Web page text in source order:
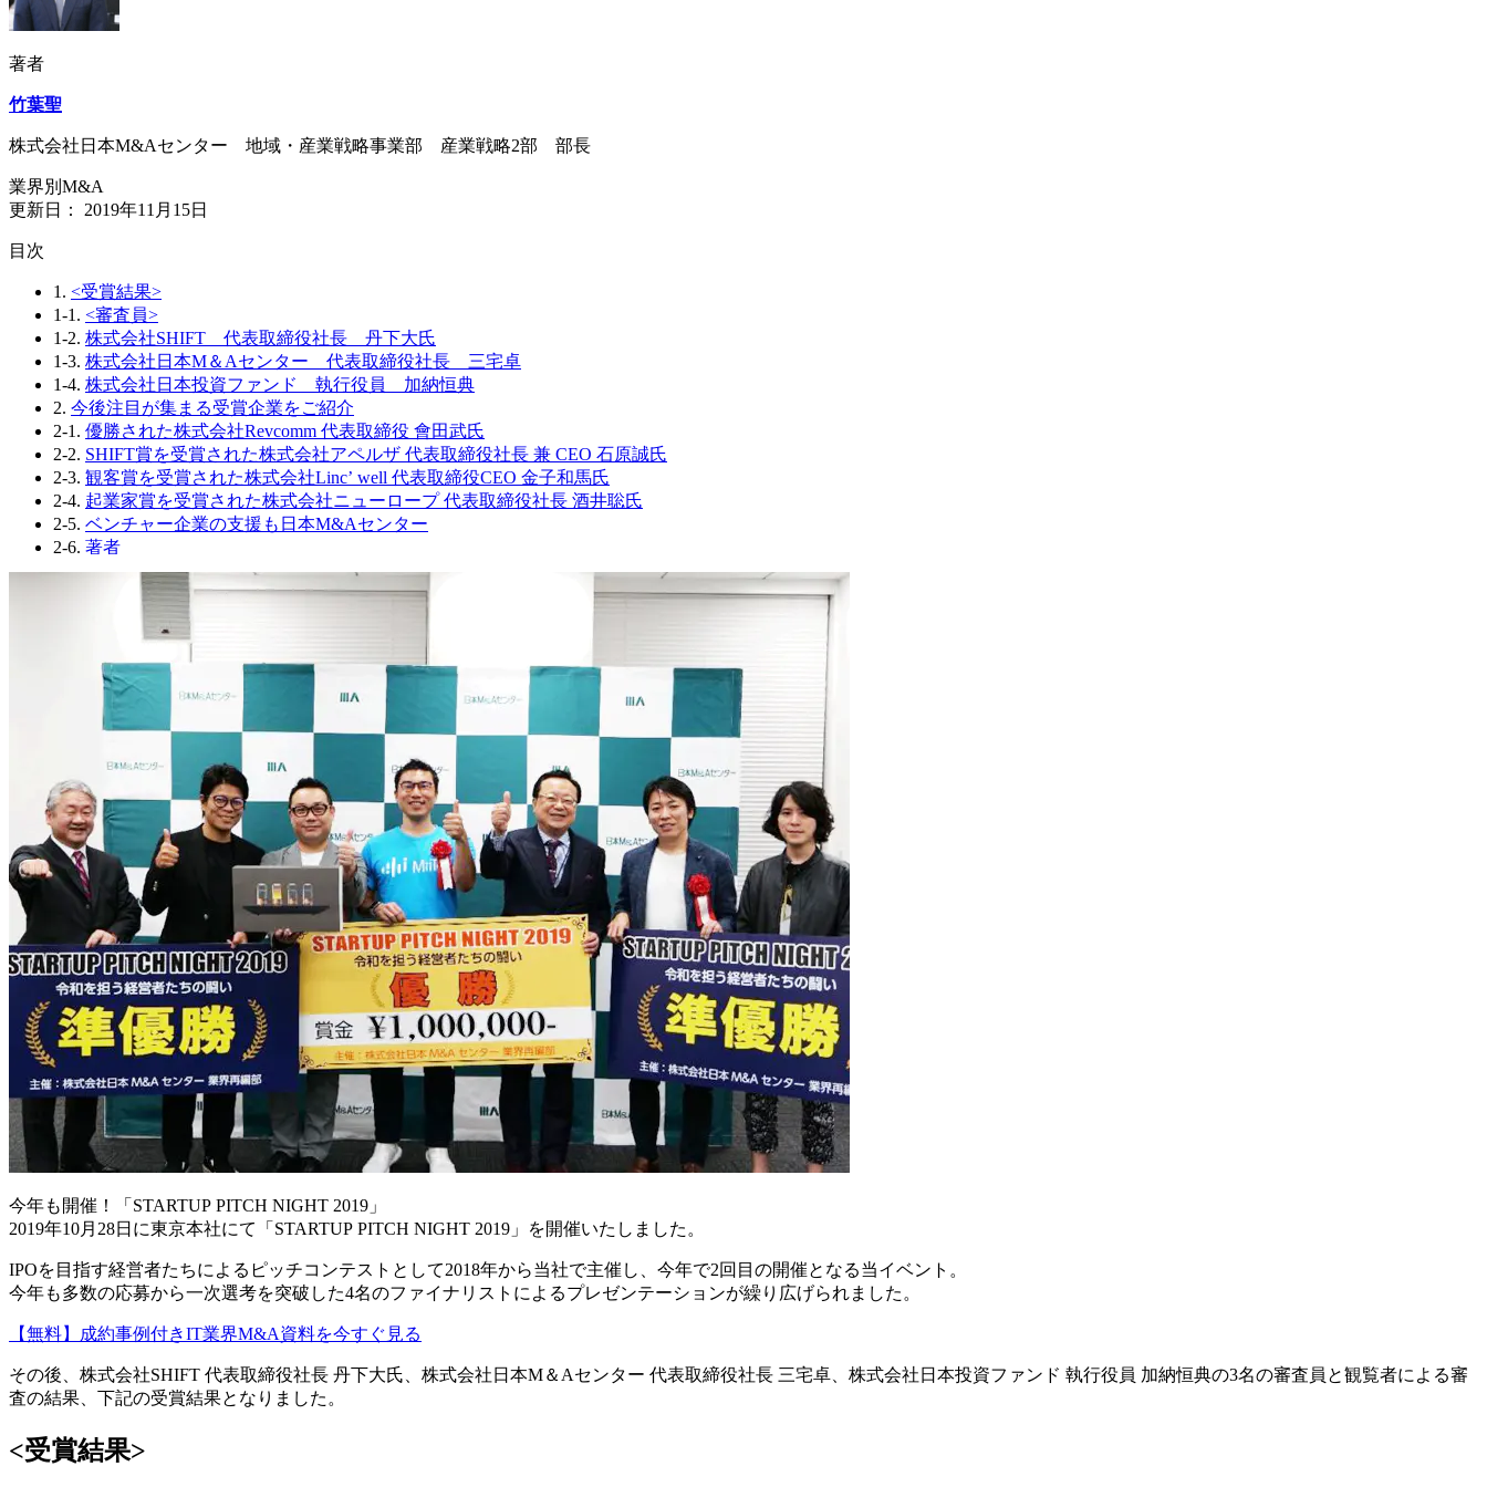
著者
竹葉聖
株式会社日本M&Aセンター 地域・産業戦略事業部 産業戦略2部 部長
業界別M&A
更新日： 2019年11月15日
⽬次
1. <受賞結果>
1-1. <審査員>
1-2. 株式会社SHIFT 代表取締役社長 丹下大氏
1-3. 株式会社日本M＆Aセンター 代表取締役社長 三宅卓
1-4. 株式会社日本投資ファンド 執行役員 加納恒典
2. 今後注目が集まる受賞企業をご紹介
2-1. 優勝された株式会社Revcomm 代表取締役 會田武氏
2-2. SHIFT賞を受賞された株式会社アペルザ 代表取締役社長 兼 CEO 石原誠氏
2-3. 観客賞を受賞された株式会社Linc’ well 代表取締役CEO 金子和馬氏
2-4. 起業家賞を受賞された株式会社ニューロープ 代表取締役社長 酒井聡氏
2-5. ベンチャー企業の支援も日本M&Aセンター
2-6. 著者
今年も開催！「STARTUP PITCH NIGHT 2019」
2019年10月28日に東京本社にて「STARTUP PITCH NIGHT 2019」を開催いたしました。
IPOを目指す経営者たちによるピッチコンテストとして2018年から当社で主催し、今年で2回目の開催となる当イベント。
今年も多数の応募から一次選考を突破した4名のファイナリストによるプレゼンテーションが繰り広げられました。
【無料】成約事例付きIT業界M&A資料を今すぐ見る
その後、株式会社SHIFT 代表取締役社長 丹下大氏、株式会社日本M＆Aセンター 代表取締役社長 三宅卓、株式会社日本投資ファンド 執行役員 加納恒典の3名の審査員と観覧者による審
査の結果、下記の受賞結果となりました。
<受賞結果>